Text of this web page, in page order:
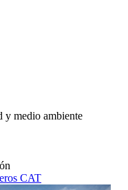
y medio ambiente
CAT